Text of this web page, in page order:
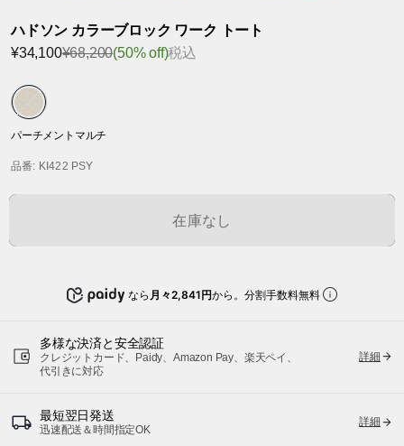
ハドソン カラーブロック ワーク トート
¥34,100¥68,200(50% off)税込
パーチメントマルチ
品番: KI422 PSY
在庫なし
なら 月々2,841円から。分割手数料無料
多様な決済と安全認証
クレジットカード、Paidy、Amazon Pay、楽天ペイ、
代引きに対応
詳細
最短翌日発送
迅速配送＆時間指定OK
詳細